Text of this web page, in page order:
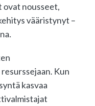
nousseet,
vääristynyt –
Kun
kasvaa